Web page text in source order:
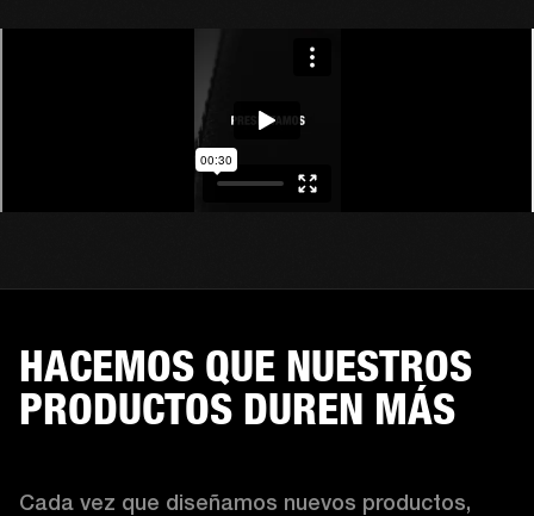
HACEMOS QUE NUESTROS
PRODUCTOS DUREN MÁS
Cada vez que diseñamos nuevos productos,